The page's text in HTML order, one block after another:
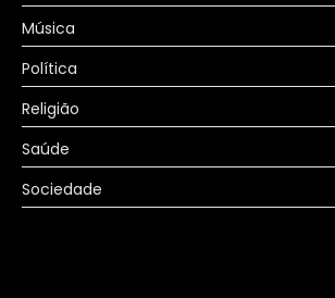
Música
Política
Religião
Saúde
Sociedade